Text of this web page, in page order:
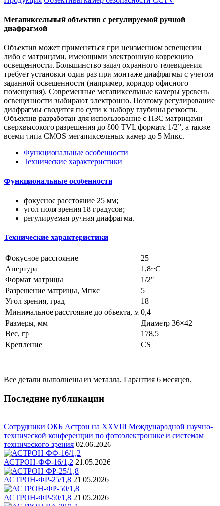
Мегапиксельный объектив с регулируемой ручной
диафрагмой
Объектив может применяться при неизменном освещении
либо с матрицами, имеющими электронную коррекцию
освещенности. Большинство задач охранного телевидения
требует установки один раз при монтаже диафрагмы с учетом
заданной освещенности (например, коридор офисного
помещения). Современные мегапиксельные камеры уровень
освещенности выбирают электронно. Поэтому регулирование
диафрагмы сводится по сути к выбору глубины резкости.
Объектив разработан для использование с ПЗС матрицами
сверхвысокого разрешения до 800 TVL формата 1/2”, а также
всеми типа CMOS мегапиксельных камер до 5 Мпкс.
Функциональные особенности
Технические характеристики
Функциональные особенности
фокусное расстояние 25 мм;
угол поля зрения 18 градусов;
регулируемая ручная диафрагма.
Технические характеристики
Фокусное расстояние
25
Апертура
1,8~C
Формат матрицы
1/2″
Разрешение матрицы, Мпкс
5
Угол зрения, град
18
Минимальное расстояние до объекта, м 0,4
Размеры, мм
Диаметр 36×42
Вес, гр
178,5
Крепление
CS
Все детали выполнены из металла. Гарантия 6 месяцев.
Последние публикации
Сотрудники ОКБ Астрон на XXVIII Международной научно-
технической конференции по фотоэлектронике и системам
технического зрения 02.06.2026
АСТРОН-ФФ-16/1,2 21.05.2026
АСТРОН-ФР-25/1,8 21.05.2026
АСТРОН-ФР-50/1,8 21.05.2026